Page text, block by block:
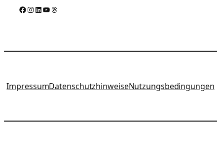
Facebook InstagramLinkedIn YouTube Threads
ImpressumDatenschutzhinweiseNutzungsbedingungen